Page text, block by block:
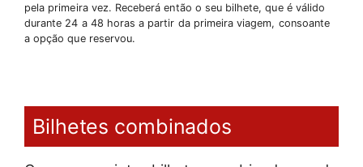
pela primeira vez. Receberá então o seu bilhete, que é válido
durante 24 a 48 horas a partir da primeira viagem, consoante
a opção que reservou.
Bilhetes combinados